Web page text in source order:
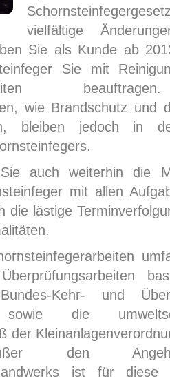
vielfältige
Sie als Kunde ab
Sie mit
wie Brandschutz und
bleiben jedoch in
auch weiterhin die
mit allen
die lästige
Kehr- und
sowie die
der
den
ist für diese